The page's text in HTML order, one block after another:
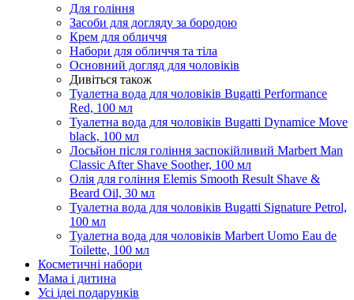
Для гоління
Засоби для догляду за бородою
Крем для обличчя
Набори для обличчя та тіла
Основний догляд для чоловіків
Дивіться також
Туалетна вода для чоловіків Bugatti Performance
Red, 100 мл
Туалетна вода для чоловіків Bugatti Dynamice Move
black, 100 мл
Лосьйон після гоління заспокійливий Marbert Man
Classic After Shave Soother, 100 мл
Олія для гоління Elemis Smooth Result Shave &
Beard Oil, 30 мл
Туалетна вода для чоловіків Bugatti Signature Petrol,
100 мл
Туалетна вода для чоловіків Marbert Uomo Eau de
Toilette, 100 мл
Косметичні набори
Мама і дитина
Усi iдеi подарункiв